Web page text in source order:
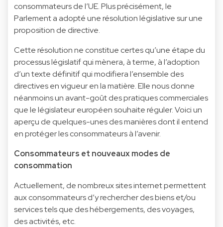
consommateurs de l’UE. Plus précisément, le
Parlement a adoptéune résolution législative sur une
proposition de directive.
Cette résolution ne constitue certes qu’une étape du
processus législatif qui mènera, à terme, à l’adoption
d’un texte définitif qui modifiera l’ensemble des
directives en vigueur en la matière. Elle nous donne
néanmoins un avant-goût des pratiques commerciales
que le législateur européen souhaite réguler. Voici un
aperçu de quelques-unes des manières dont il entend
en protéger les consommateurs à l’avenir.
Consommateurs et nouveaux modes de
consommation
Actuellement, de nombreux sites internet permettent
aux consommateurs d’y rechercher des biens et/ou
services tels que des hébergements, des voyages,
des activités, etc.